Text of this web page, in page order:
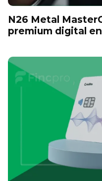
N26 Metal
premium digital